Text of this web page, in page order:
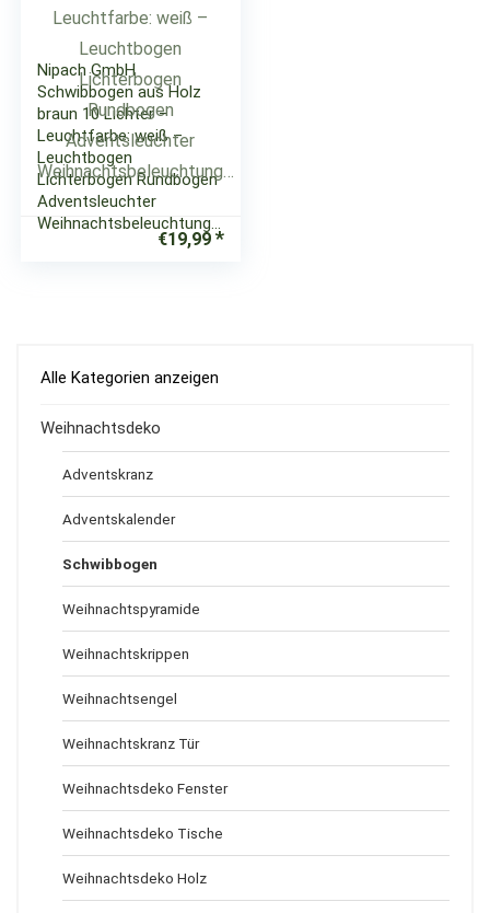
Nipach GmbH
Schwibbogen aus Holz
braun 10 Lichter –
Leuchtfarbe: weiß –
Leuchtbogen
Lichterbogen Rundbogen
Adventsleuchter
Weihnachtsbeleuchtung…
€19,99
Alle Kategorien anzeigen
Weihnachtsdeko
Adventskranz
Adventskalender
Schwibbogen
Weihnachtspyramide
Weihnachtskrippen
Weihnachtsengel
Weihnachtskranz Tür
Weihnachtsdeko Fenster
Weihnachtsdeko Tische
Weihnachtsdeko Holz